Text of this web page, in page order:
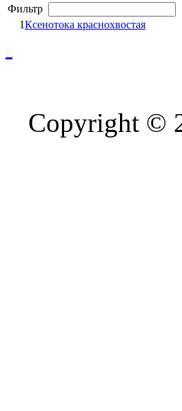
Фильтр
1Ксенотока краснохвостая
Copyright ©